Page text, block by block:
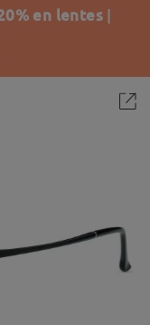
en lentes |